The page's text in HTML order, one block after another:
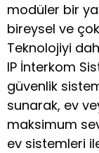
modüler bir
bireysel ve çok
Teknolojiyi
IP İnterkom
güvenlik
sunarak, ev
maksimum
ev sistemleri